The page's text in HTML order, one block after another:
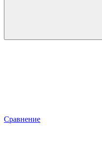
Сравнение